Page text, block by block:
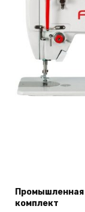
Промышленная
комплект